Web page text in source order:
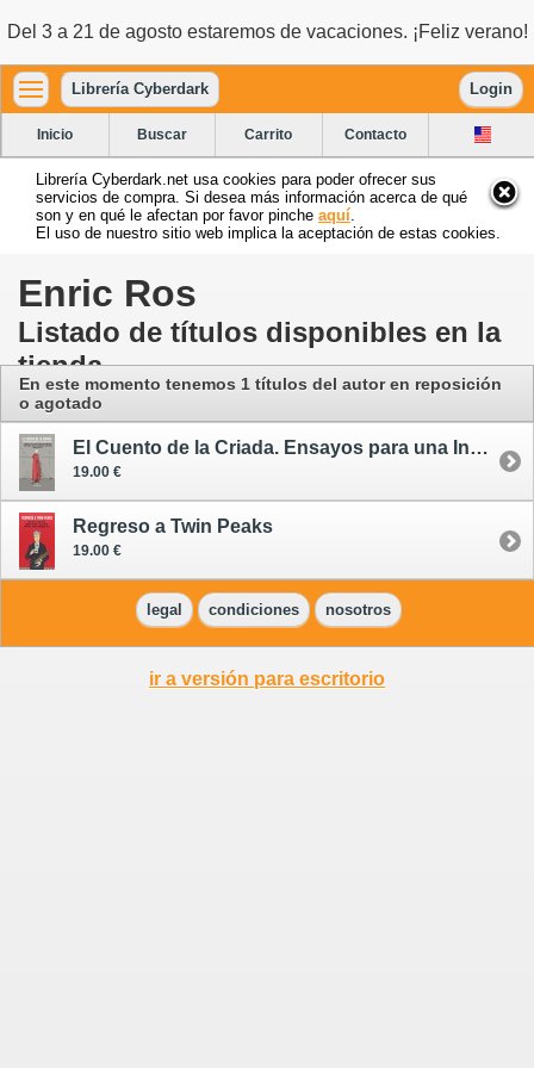
Del 3 a 21 de agosto estaremos de vacaciones. ¡Feliz verano!
Librería Cyberdark Login
Inicio Buscar Carrito Contacto
Librería Cyberdark.net usa cookies para poder ofrecer sus
servicios de compra. Si desea más información acerca de qué
son y en qué le afectan por favor pinche aquí
El uso de nuestro sitio web implica la aceptación de estas cookies.
Enric Ros
Listado de títulos disponibles en la
tienda
En este momento tenemos 1 títulos del autor en reposición
o agotado
El Cuento de la Criada. Ensayos para una Incursión en la República de Gilead
19.00 €
Regreso a Twin Peaks
19.00 €
legal condiciones nosotros
ir a versión para escritorio